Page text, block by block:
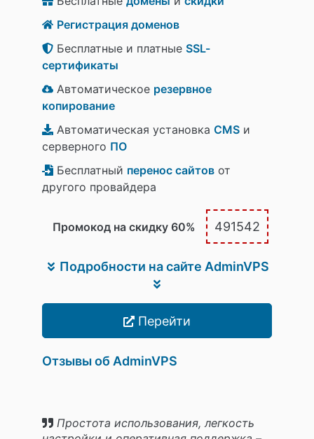
Регистрация доменов
Бесплатные и платные SSL-
сертификаты
Автоматическое резервное
копирование
Автоматическая установка CMS и
серверного ПО
Бесплатный перенос сайтов от
другого провайдера
Промокод на скидку 60% 491542
Подробности на сайте AdminVPS
Перейти
Отзывы об AdminVPS
Простота использования, легкость